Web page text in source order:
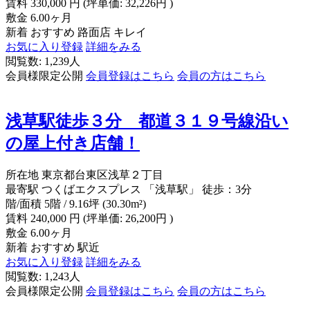
賃料 330,000 円 (坪単価: 32,226円 )
敷金 6.00ヶ月
新着 おすすめ 路面店 キレイ
お気に入り登録 詳細をみる
閲覧数: 1,239人
会員様限定公開 会員登録はこちら 会員の方はこちら
浅草駅徒歩３分 都道３１９号線沿い
の屋上付き店舗！
所在地 東京都台東区浅草２丁目
最寄駅 つくばエクスプレス 「浅草駅」 徒歩：3分
階/面積 5階 / 9.16坪 (30.30m²)
賃料 240,000 円 (坪単価: 26,200円 )
敷金 6.00ヶ月
新着 おすすめ 駅近
お気に入り登録 詳細をみる
閲覧数: 1,243人
会員様限定公開 会員登録はこちら 会員の方はこちら